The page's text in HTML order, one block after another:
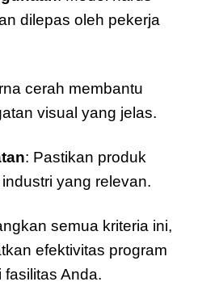
dilepas oleh pekerja
cerah membantu
visual yang jelas.
: Pastikan produk
yang relevan.
semua kriteria ini,
efektivitas program
fasilitas Anda.